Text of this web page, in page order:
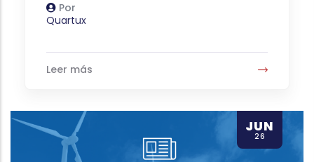
Por
Autor
Quartux
Leer más
JUN
26